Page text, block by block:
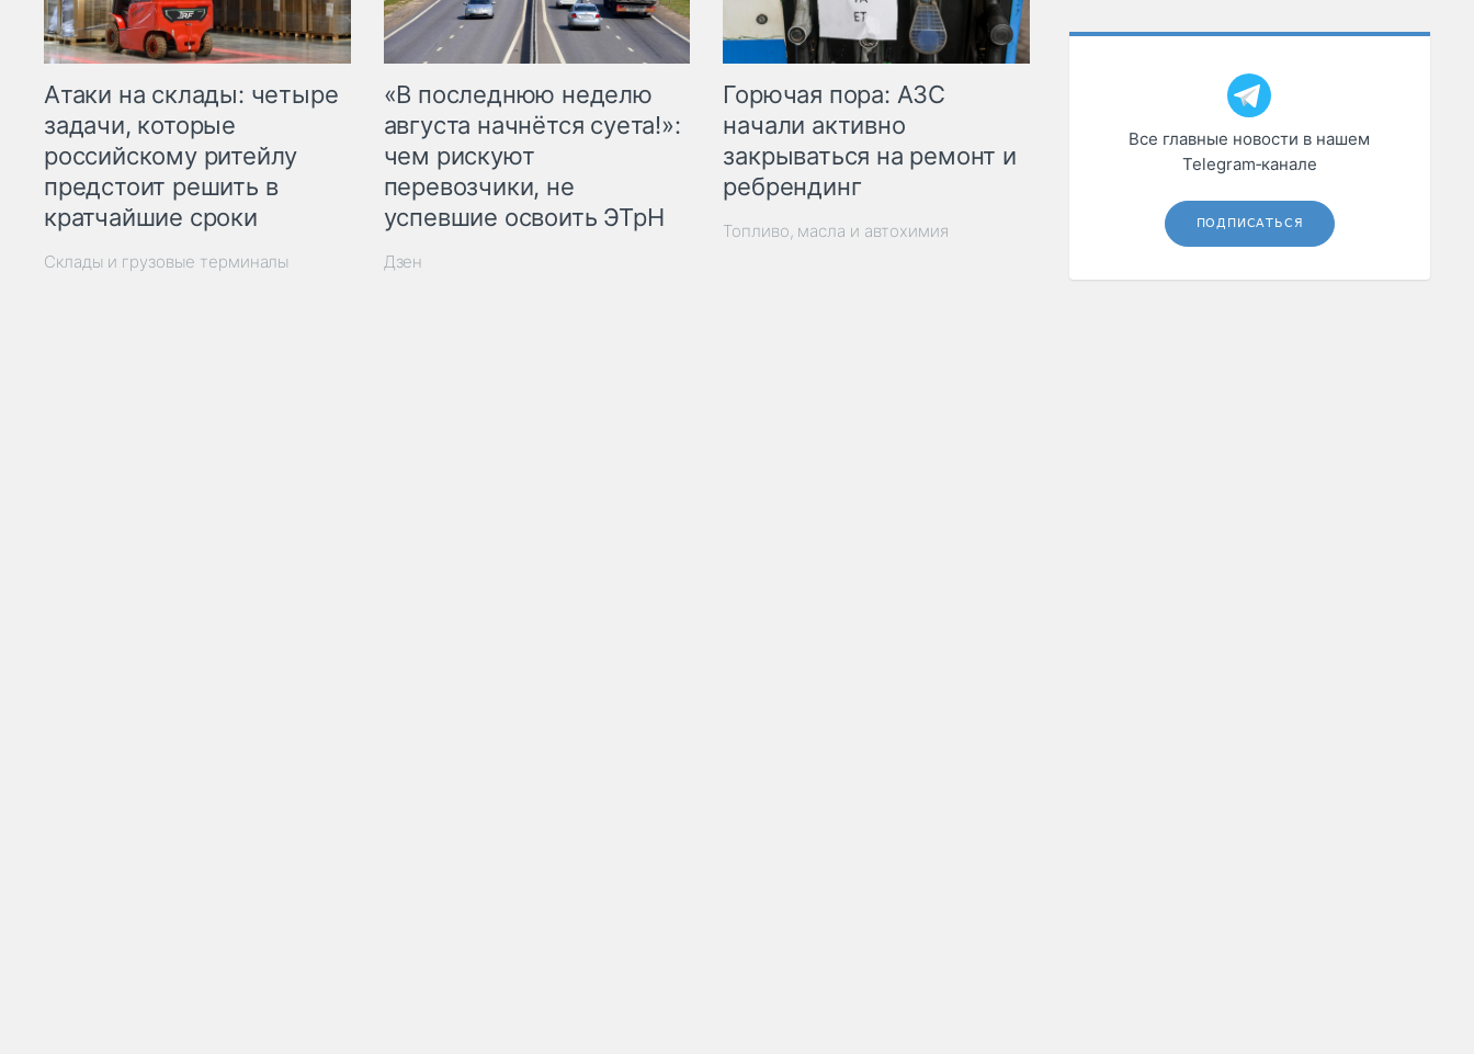
Атаки на склады: четыре
задачи, которые
российскому ритейлу
предстоит решить в
кратчайшие сроки
Склады и грузовые терминалы
«В последнюю неделю
августа начнётся суета!»:
чем рискуют
перевозчики, не
успевшие освоить ЭТрН
Дзен
Горючая пора: АЗС
начали активно
закрываться на ремонт и
ребрендинг
Топливо, масла и автохимия
Все главные новости в нашем
Telegram‑канале
ПОДПИСАТЬСЯ